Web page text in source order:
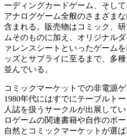
ーディングカードゲーム、そし
アナログゲーム全般のさまざま
含まれる。販売物はコミック、
ムそのものに加え、オリジナル
ァレンスシートといったゲーム
ッズとサプライに至るまで、多
並んでいる。
コミックマーケットでの非電源
1980年代にはすでにテーブルト
人誌を扱うサークルが出展して
ロゲームの関連書籍や自作のボ
自然とコミックマーケットが選ば